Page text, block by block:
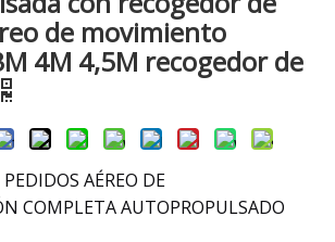
de movimiento
4M 4,5M recogedor de
AÉREO DE
COMPLETA AUTOPROPULSADO